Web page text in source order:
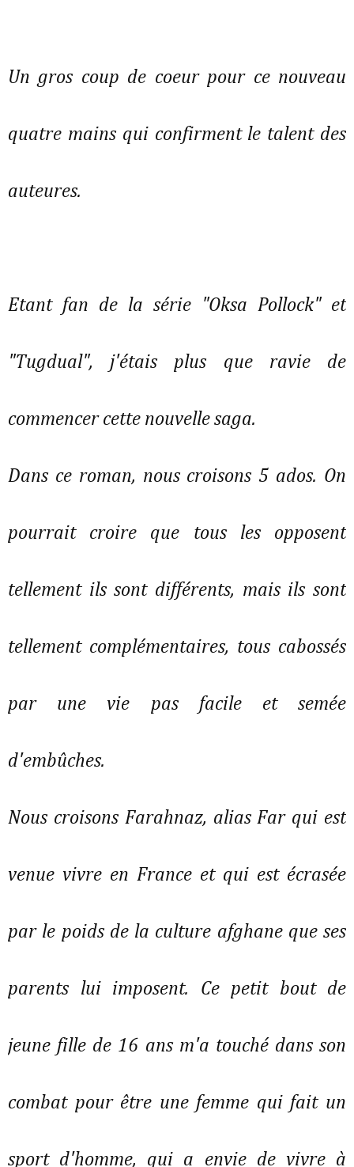
Un gros coup de coeur pour ce nouveau
quatre mains qui confirment le talent des
auteures.
Etant fan de la série "Oksa Pollock" et
"Tugdual", j'étais plus que ravie de
commencer cette nouvelle saga.
Dans ce roman, nous croisons 5 ados. On
pourrait croire que tous les opposent
tellement ils sont différents, mais ils sont
tellement complémentaires, tous cabossés
par une vie pas facile et semée
d'embûches.
Nous croisons Farahnaz, alias Far qui est
venue vivre en France et qui est écrasée
par le poids de la culture afghane que ses
parents lui imposent. Ce petit bout de
jeune fille de 16 ans m'a touché dans son
combat pour être une femme qui fait un
sport d'homme, qui a envie de vivre à